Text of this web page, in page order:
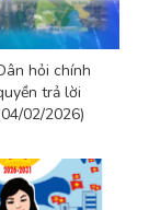
hỏi chính
trả lời
02/2026)